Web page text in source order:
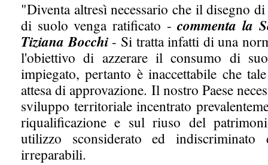
"Diventa altresì necessario che il disegno
di suolo venga ratificato -commenta la
Tiziana Bocchi- Si tratta infatti di una
l'obiettivo di azzerare il consumo di
impiegato, pertanto è inaccettabile che
attesa di approvazione. Il nostro Paese
sviluppo territoriale incentrato
riqualificazione e sul riuso del
utilizzo sconsiderato ed
irreparabili.